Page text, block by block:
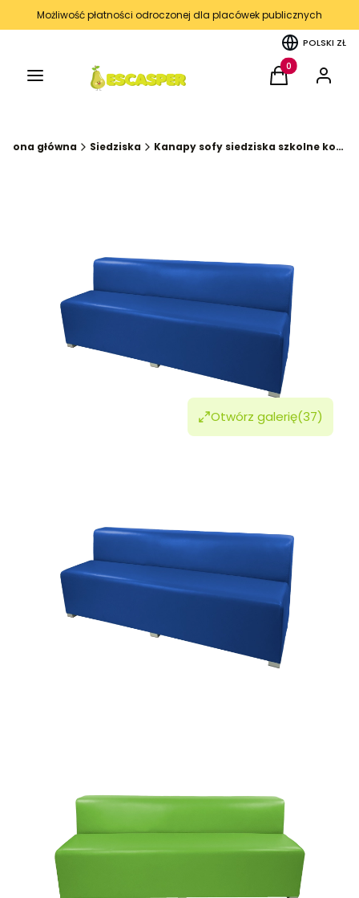
Możliwość płatności odroczonej dla placówek publicznych
POLSKI ZŁ
Menu Produkty w
Koszyk Zaloguj
główna Siedziska Kanapy sofy siedziska szkolne korytarz kąciki wyciszenia kolekcja FUN
Otwórz galerię(37)